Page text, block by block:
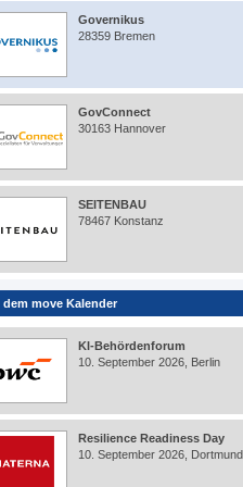
Governikus
28359 Bremen
GovConnect
30163 Hannover
SEITENBAU
78467 Konstanz
dem move Kalender
KI-Behördenforum
10. September 2026, Berlin
Resilience Readiness Day
10. September 2026, Dortmund